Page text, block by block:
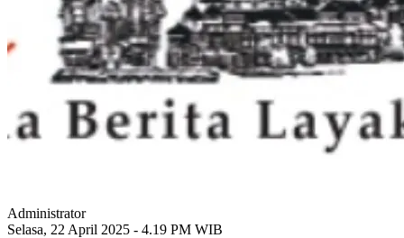
Administrator
Selasa, 22 April 2025 - 4.19 PM WIB